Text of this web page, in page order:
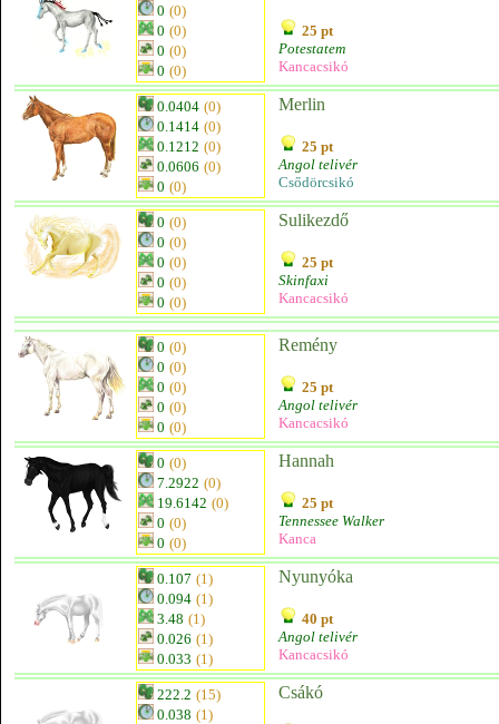
0 (0)
0 (0)
0 (0)
0 (0)
25 pt
Potestatem
Kancacsikó
0.0404 (0)
0.1414 (0)
0.1212 (0)
0.0606 (0)
0 (0)
Merlin
25 pt
Angol telivér
Csődörcsikó
0 (0)
0 (0)
0 (0)
0 (0)
0 (0)
Sulikezdő
25 pt
Skinfaxi
Kancacsikó
0 (0)
0 (0)
0 (0)
0 (0)
0 (0)
Remény
25 pt
Angol telivér
Kancacsikó
0 (0)
7.2922 (0)
19.6142 (0)
0 (0)
0 (0)
Hannah
25 pt
Tennessee Walker
Kanca
0.107 (1)
0.094 (1)
3.48 (1)
0.026 (1)
0.033 (1)
Nyunyóka
40 pt
Angol telivér
Kancacsikó
222.2 (15)
0.038 (1)
Csákó